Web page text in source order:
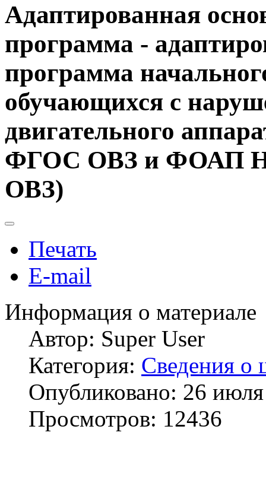
Адаптированная
программа -
программа
обучающихся с
двигательного
ФГОС ОВЗ и ФОАП
ОВЗ)
Печать
E-mail
Информация о материале
Автор: Super User
Категория: Сведения о
Опубликовано: 26
Просмотров: 12436